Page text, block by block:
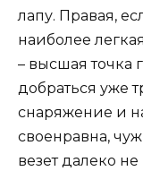
лапу. Правая,
наиболее
– высшая точка
добраться уже
снаряжение и
своенравна,
везет далеко